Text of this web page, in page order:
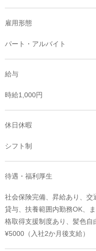
雇用形態
パート・アルバイト
給与
時給1,000円
休日休暇
シフト制
待遇・福利厚生
社会保険完備、昇給あり、
貸与、扶養範囲内勤務OK、
格取得支援制度あり、髪色
¥5000（入社2か月後支給）